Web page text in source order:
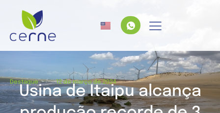
Destaque / 12 de março de 2024
Usina de Itaipu alcança